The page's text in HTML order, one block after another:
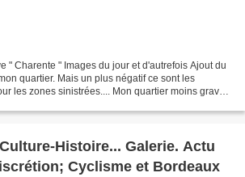
" Charente " Images du jour et d'autrefois Ajout du
quartier. Mais un plus négatif ce sont les
les zones sinistrées.... Mon quartier moins grave
Histoire... Galerie. Actu
Cyclisme et Bordeaux